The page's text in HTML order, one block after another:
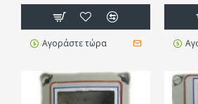
Αγοράστε τώρα